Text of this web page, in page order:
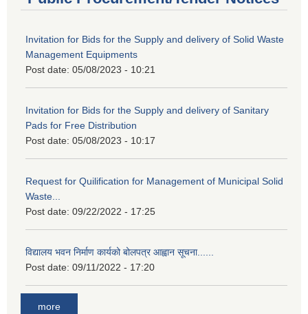
Invitation for Bids for the Supply and delivery of Solid Waste
Management Equipments
Post date: 05/08/2023 - 10:21
Invitation for Bids for the Supply and delivery of Sanitary
Pads for Free Distribution
Post date: 05/08/2023 - 10:17
Request for Quilification for Management of Municipal Solid
Waste...
Post date: 09/22/2022 - 17:25
विद्यालय भवन निर्माण कार्यको बोलपत्र आह्वान सूचना......
Post date: 09/11/2022 - 17:20
more